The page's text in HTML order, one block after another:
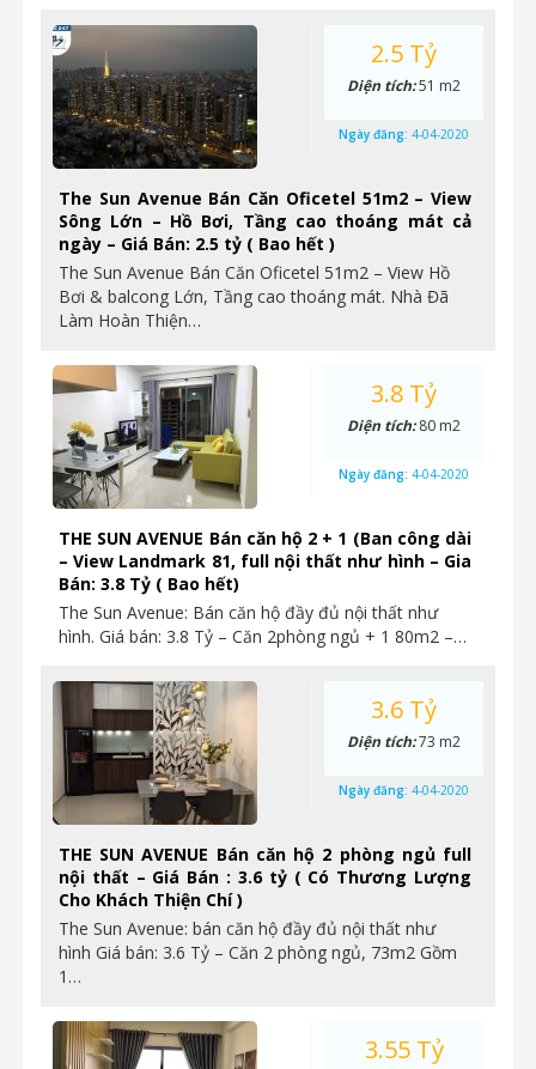
The Sun Avenue Bán Căn Oficetel 51m2 – View
Sông Lớn – Hồ Bơi, Tầng cao thoáng mát cả
ngày – Giá Bán: 2.5 tỷ ( Bao hết )
The Sun Avenue Bán Căn Oficetel 51m2 – View Hồ
Bơi & balcong Lớn, Tầng cao thoáng mát. Nhà Đã
Làm Hoàn Thiện…
2.5 Tỷ
Diện tích:51 m2
Ngày đăng: 4-04-2020
THE SUN AVENUE Bán căn hộ 2 + 1 (Ban công dài
– View Landmark 81, full nội thất như hình – Gia
Bán: 3.8 Tỷ ( Bao hết)
The Sun Avenue: Bán căn hộ đầy đủ nội thất như
hình. Giá bán: 3.8 Tỷ – Căn 2phòng ngủ + 1 80m2 –…
3.8 Tỷ
Diện tích:80 m2
Ngày đăng: 4-04-2020
THE SUN AVENUE Bán căn hộ 2 phòng ngủ full
nội thất – Giá Bán : 3.6 tỷ ( Có Thương Lượng
Cho Khách Thiện Chí )
The Sun Avenue: bán căn hộ đầy đủ nội thất như
hình Giá bán: 3.6 Tỷ – Căn 2 phòng ngủ, 73m2 Gồm
1…
3.6 Tỷ
Diện tích:73 m2
Ngày đăng: 4-04-2020
3.55 Tỷ